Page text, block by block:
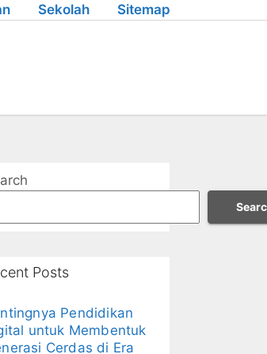
Sekolah Sitemap
Posts
Pendidikan
untuk Membentuk
Cerdas di Era